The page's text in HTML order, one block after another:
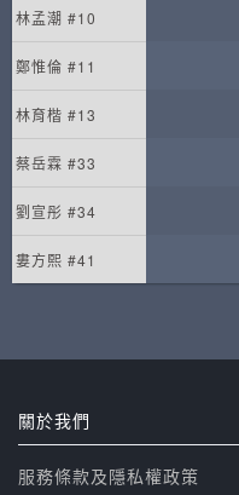
林孟潮 #10
鄭惟倫 #11
林育楷 #13
蔡岳霖 #33
劉宣彤 #34
婁方熙 #41
關於我們
服務條款及隱私權政策